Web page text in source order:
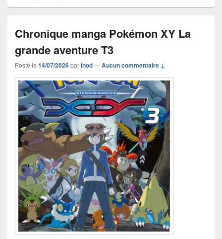
Chronique manga Pokémon XY La
grande aventure T3
Posté le 14/07/2026parInod—Aucun commentaire ↓